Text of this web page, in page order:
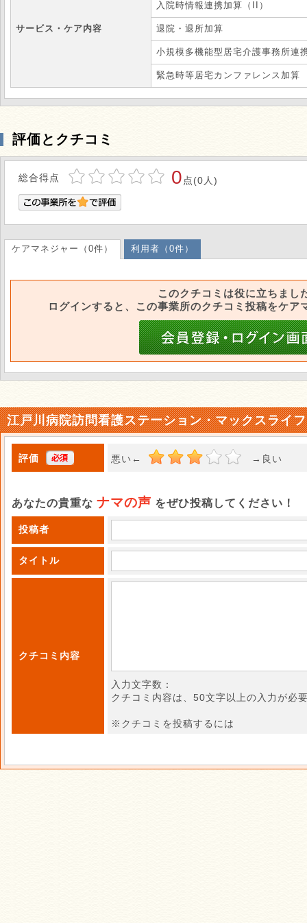
サービス・ケア内容
入院時情報連携加算（II）
退院・退所加算
小規模多機能型居宅介護事務所連
緊急時等居宅カンファレンス加算
評価とクチコミ
総合得点 0 点(0人)
ケアマネジャー（0件） 利用者（0件）
このクチコミは役に立ちまし
ログインすると、この事業所のクチコミ投稿をケア
江戸川病院訪問看護ステーション・マックスラ
評価 悪い← →良い ★
あなたの貴重な ナマの声 をぜひ投稿してください！
投稿者
タイトル
クチコミ内容
入力文字数：
クチコミ内容は、50文字以上の入力が必
※クチコミを投稿するには